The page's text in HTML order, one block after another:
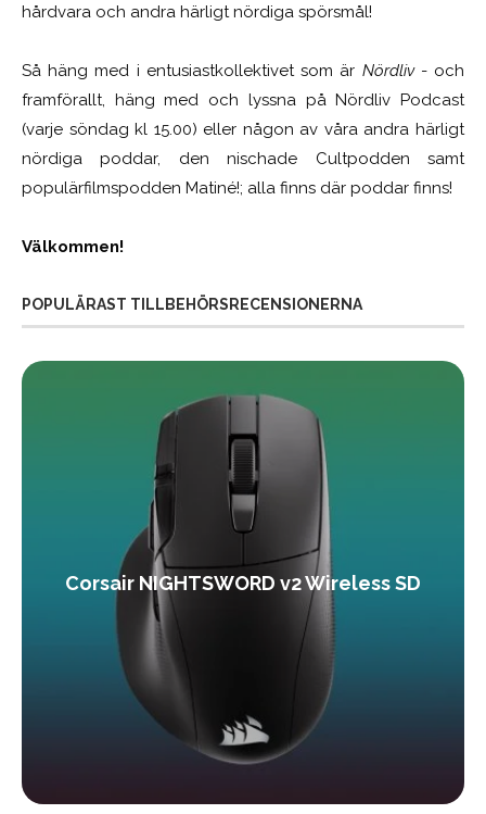
hårdvara och andra härligt nördiga spörsmål!
Så häng med i entusiastkollektivet som är Nördliv- och
framförallt, häng med och lyssna på Nördliv Podcast
(varje söndag kl 15.00) eller någon av våra andra härligt
nördiga poddar, den nischade Cultpodden samt
populärfilmspodden Matiné!; alla finns där poddar finns!
Välkommen!
POPULÄRAST TILLBEHÖRSRECENSIONERNA
Corsair NIGHTSWORD v2 Wireless SD